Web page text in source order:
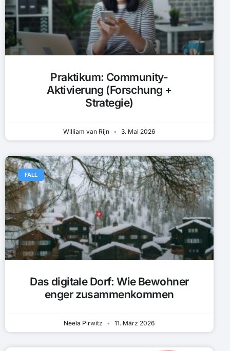
Praktikum: Community-
Aktivierung (Forschung +
Strategie)
William van Rijn 3. Mai 2026
FALL
Das digitale Dorf: Wie Bewohner
enger zusammenkommen
Neela Pirwitz 11. März 2026